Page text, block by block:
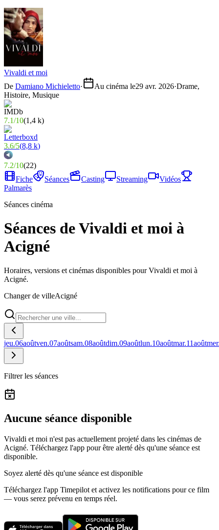
Vivaldi et moi
De Damiano Michieletto· Au cinéma le29 avr. 2026·Drame,
Histoire, Musique
7.1/10(1,4 k)
3.6/5(8,8 k)
7.2/10(22)
Fiche
Séances Casting Streaming
Vidéos
Palmarès
Séances cinéma
Séances de Vivaldi et moi à
Acigné
Horaires, versions et cinémas disponibles pour Vivaldi et moi à
Acigné.
Changer de villeAcigné
jeu.06aoûtven.07aoûtsam.08aoûtdim.09aoûtlun.10aoûtmar.11août
Filtrer les séances
Aucune séance disponible
Vivaldi et moi n'est pas actuellement projeté dans les cinémas de
Acigné. Téléchargez l'app pour être alerté dès qu'une séance est
disponible.
Soyez alerté dès qu'une séance est disponible
Téléchargez l'app Timepilot et activez les notifications pour ce film
— vous serez prévenu en temps réel.